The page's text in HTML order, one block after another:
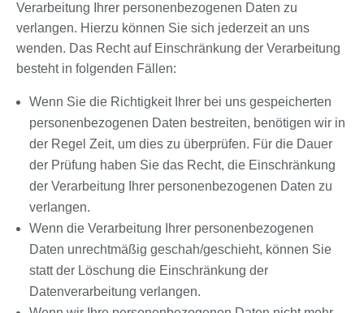
Verarbeitung Ihrer personenbezogenen Daten zu
verlangen. Hierzu können Sie sich jederzeit an uns
wenden. Das Recht auf Einschränkung der Verarbeitung
besteht in folgenden Fällen:
Wenn Sie die Richtigkeit Ihrer bei uns gespeicherten
personenbezogenen Daten bestreiten, benötigen wir in
der Regel Zeit, um dies zu überprüfen. Für die Dauer
der Prüfung haben Sie das Recht, die Einschränkung
der Verarbeitung Ihrer personenbezogenen Daten zu
verlangen.
Wenn die Verarbeitung Ihrer personenbezogenen
Daten unrechtmäßig geschah/geschieht, können Sie
statt der Löschung die Einschränkung der
Datenverarbeitung verlangen.